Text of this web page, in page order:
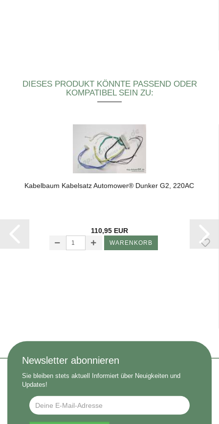
DIESES PRODUKT KÖNNTE PASSEND ODER
KOMPATIBEL SEIN ZU:
Ka­bel­baum Ka­bel­satz Au­to­mower® Dun­ker G2, 220AC
110,95 EUR
WARENKORB
Newsletter abonnieren
Sie bleiben stets aktuell Informiert über Neuigkeiten und
Updates!